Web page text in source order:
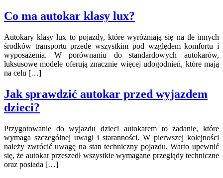
Co ma autokar klasy lux?
Autokary klasy lux to pojazdy, które wyróżniają się na tle innych
środków transportu przede wszystkim pod względem komfortu i
wyposażenia. W porównaniu do standardowych autokarów,
luksusowe modele oferują znacznie więcej udogodnień, które mają
na celu […]
Jak sprawdzić autokar przed wyjazdem
dzieci?
Przygotowanie do wyjazdu dzieci autokarem to zadanie, które
wymaga szczególnej uwagi i staranności. W pierwszej kolejności
należy zwrócić uwagę na stan techniczny pojazdu. Warto upewnić
się, że autokar przeszedł wszystkie wymagane przeglądy techniczne
oraz posiada […]